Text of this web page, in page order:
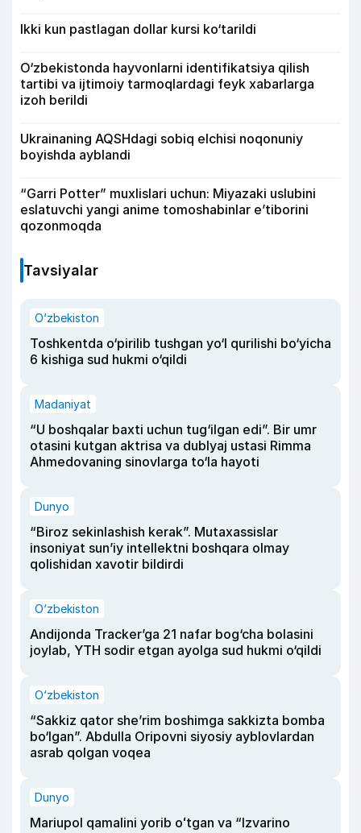
Ikki kun pastlagan dollar kursi ko‘tarildi
O‘zbekistonda hayvonlarni identifikatsiya qilish
tartibi va ijtimoiy tarmoqlardagi feyk xabarlarga
izoh berildi
Ukrainaning AQSHdagi sobiq elchisi noqonuniy
boyishda ayblandi
“Garri Potter” muxlislari uchun: Miyazaki uslubini
eslatuvchi yangi anime tomoshabinlar e’tiborini
qozonmoqda
Tavsiyalar
O‘zbekiston
Toshkentda o‘pirilib tushgan yo‘l qurilishi bo‘yicha
6 kishiga sud hukmi o‘qildi
Madaniyat
“U boshqalar baxti uchun tug‘ilgan edi”. Bir umr
otasini kutgan aktrisa va dublyaj ustasi Rimma
Ahmedovaning sinovlarga to‘la hayoti
Dunyo
“Biroz sekinlashish kerak”. Mutaxassislar
insoniyat sun’iy intellektni boshqara olmay
qolishidan xavotir bildirdi
O‘zbekiston
Andijonda Tracker’ga 21 nafar bog‘cha bolasini
joylab, YTH sodir etgan ayolga sud hukmi o‘qildi
O‘zbekiston
“Sakkiz qator she’rim boshimga sakkizta bomba
bo‘lgan”. Abdulla Oripovni siyosiy ayblovlardan
asrab qolgan voqea
Dunyo
Mariupol qamalini yorib oʻtgan va “Izvarino